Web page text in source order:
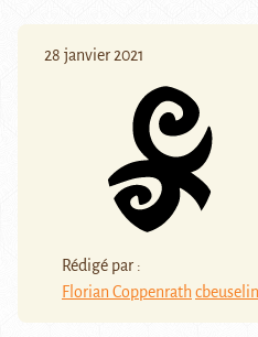
28 janvier 2021
Rédigé par :
Florian Coppenrath